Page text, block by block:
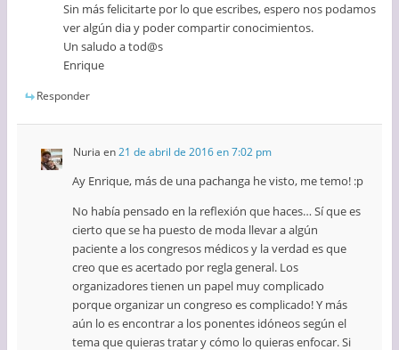
Sin más felicitarte por lo que escribes, espero nos podamos
ver algún dia y poder compartir conocimientos.
Un saludo a tod@s
Enrique
Responder
Nuria en21 de abril de 2016 en 7:02 pm
Ay Enrique, más de una pachanga he visto, me temo! :p
No había pensado en la reflexión que haces… Sí que es
cierto que se ha puesto de moda llevar a algún
paciente a los congresos médicos y la verdad es que
creo que es acertado por regla general. Los
organizadores tienen un papel muy complicado
porque organizar un congreso es complicado! Y más
aún lo es encontrar a los ponentes idóneos según el
tema que quieras tratar y cómo lo quieras enfocar. Si